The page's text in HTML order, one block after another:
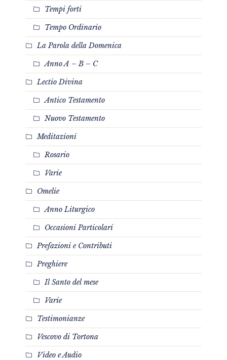
Tempi forti
Tempo Ordinario
La Parola della Domenica
Anno A – B – C
Lectio Divina
Antico Testamento
Nuovo Testamento
Meditazioni
Rosario
Varie
Omelie
Anno Liturgico
Occasioni Particolari
Prefazioni e Contributi
Preghiere
Il Santo del mese
Varie
Testimonianze
Vescovo di Tortona
Video e Audio